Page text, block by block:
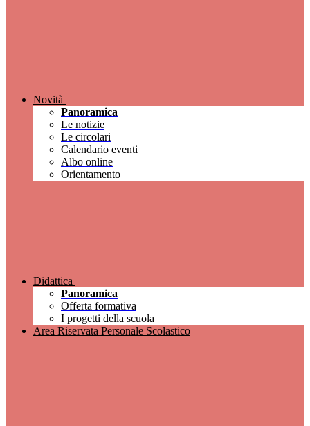
Novità
Panoramica
Le notizie
Le circolari
Calendario eventi
Albo online
Orientamento
Didattica
Panoramica
Offerta formativa
I progetti della scuola
Area Riservata Personale Scolastico